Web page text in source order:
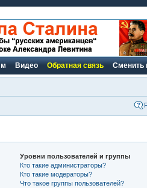
Видео Обратная связь Сменить
Уровни пользователей и группы
Кто такие администраторы?
Кто такие модераторы?
Что такое группы пользователей?